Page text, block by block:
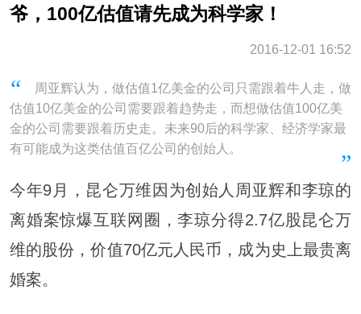
爷，100亿估值请先成为科学家！
2016-12-01 16:52
周亚辉认为，做估值1亿美金的公司只需跟着牛人走，做
估值10亿美金的公司需要跟着趋势走，而想做估值100亿美
金的公司需要跟着历史走。未来90后的科学家、经济学家最
有可能成为这类估值百亿公司的创始人。
今年9月，昆仑万维因为创始人周亚辉和李琼的
离婚案惊爆互联网圈，李琼分得2.7亿股昆仑万
维的股份，价值70亿元人民币，成为史上最贵离
婚案。